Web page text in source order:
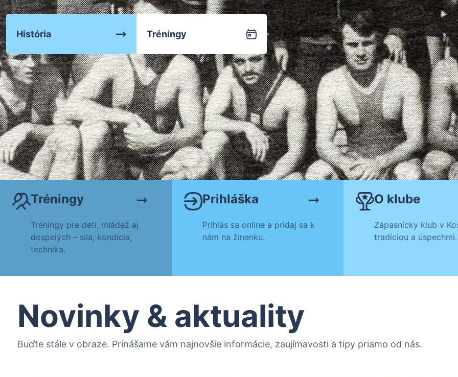
Zápasenie Tréningy
História Tréningy
Tréningy
Tréningy pre deti, mládež aj
dospelých – sila, kondícia,
technika.
Prihláška
Prihlás sa online a pridaj sa k
nám na žinenku.
O klube
Zápasnícky klub v
tradíciou a úspechmi.
Novinky & aktuality
Buďte stále v obraze. Prinášame vám najnovšie informácie, zaujímavosti a tipy priamo od nás.